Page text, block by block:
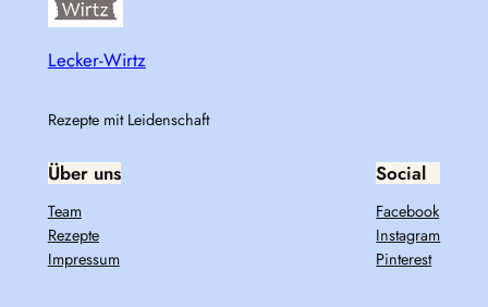
Lecker-Wirtz
Rezepte mit Leidenschaft
Über uns
Team
Rezepte
Impressum
Social
Facebook
Instagram
Pinterest